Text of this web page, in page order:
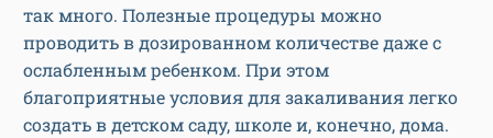
так много. Полезные процедуры можно
проводить в дозированном количестве даже с
ослабленным ребенком. При этом
благоприятные условия для закаливания легко
создать в детском саду, школе и, конечно, дома.